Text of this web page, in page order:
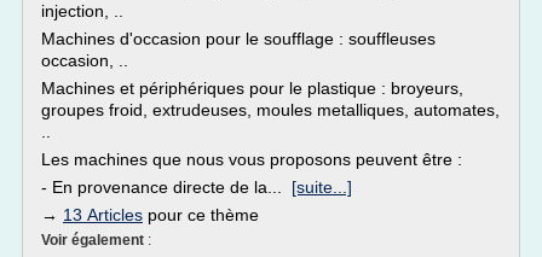
injection, ..
Machines d'occasion pour le soufflage : souffleuses
occasion, ..
Machines et périphériques pour le plastique : broyeurs,
groupes froid, extrudeuses, moules metalliques, automates,
Les machines que nous vous proposons peuvent être :
- En provenance directe de la... [suite...]
→ 13 Articles pour ce thème
Voir également :